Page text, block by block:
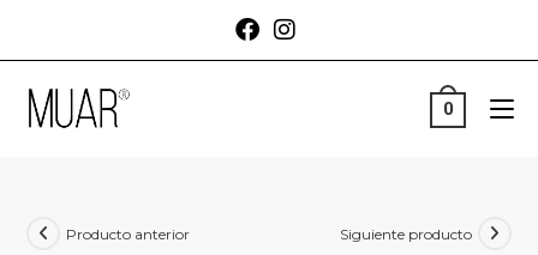
0
Producto anterior Siguiente producto